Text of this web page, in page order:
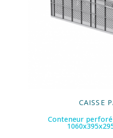
CAISSE
Conteneur